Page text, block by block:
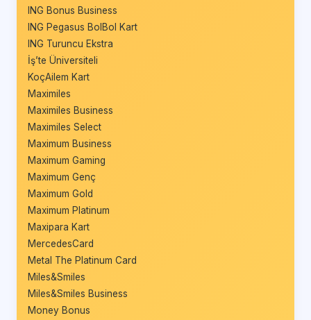
ING Bonus Business
ING Pegasus BolBol Kart
ING Turuncu Ekstra
İş’te Üniversiteli
KoçAilem Kart
Maximiles
Maximiles Business
Maximiles Select
Maximum Business
Maximum Gaming
Maximum Genç
Maximum Gold
Maximum Platinum
Maxipara Kart
MercedesCard
Metal The Platinum Card
Miles&Smiles
Miles&Smiles Business
Money Bonus